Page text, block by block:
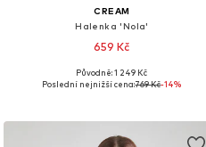
CREAM
Halenka 'Nola'
659 Kč
+ 4
Dostupné velikosti: XS, S, M, XL, XXL, XXXL
Původně: 1 249 Kč
Poslední nejnižší cena:769 Kč-14%